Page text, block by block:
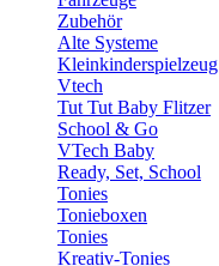
Zubehör
Alte Systeme
Kleinkinderspielzeug
Vtech
Tut Tut Baby Flitzer
School & Go
VTech Baby
Ready, Set, School
Tonies
Tonieboxen
Tonies
Kreativ-Tonies